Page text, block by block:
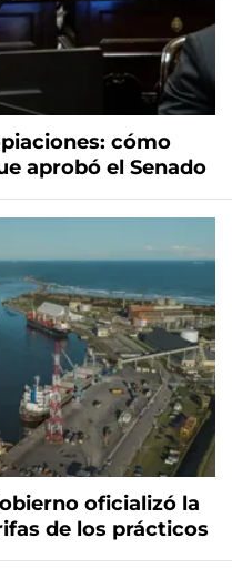
cómo
aprobó el Senado
oficializó la
de los prácticos